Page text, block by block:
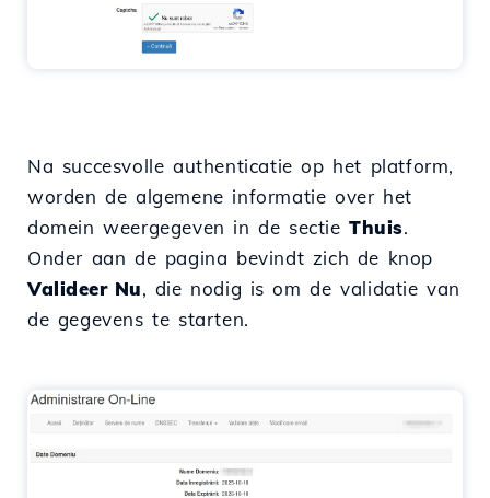
Na succesvolle authenticatie op het platform,
worden de algemene informatie over het
domein weergegeven in de sectieThuis.
Onder aan de pagina bevindt zich de knop
Valideer Nu, die nodig is om de validatie van
de gegevens te starten.